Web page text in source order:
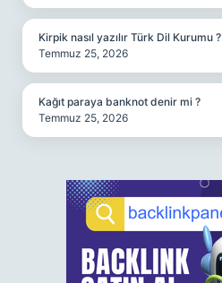
Kirpik nasıl yazılır Türk Dil Kurumu ?
Temmuz 25, 2026
Kağıt paraya banknot denir mi ?
Temmuz 25, 2026